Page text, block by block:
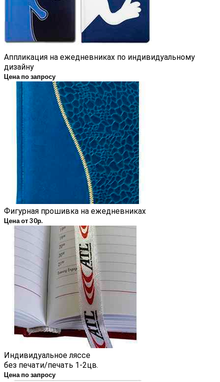
Аппликация на ежедневниках по индивидуальному
дизайну
Цена по запросу
Фигурная прошивка на ежедневниках
Цена от 30р.
Индивидуальное ляссе
без печати/печать 1-2цв.
Цена по запросу